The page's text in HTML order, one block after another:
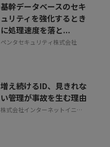
基幹データベースのセキ
ュリティを強化するとき
に処理速度を落と...
ペンタセキュリティ株式会社
増え続けるID、見きれな
い管理が事故を生む理由
株式会社インターネットイニシ